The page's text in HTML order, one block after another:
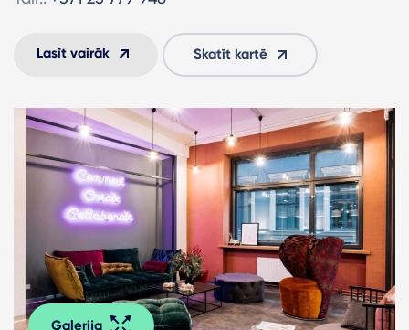
Lasīt vairāk Skatīt kartē
Galerija